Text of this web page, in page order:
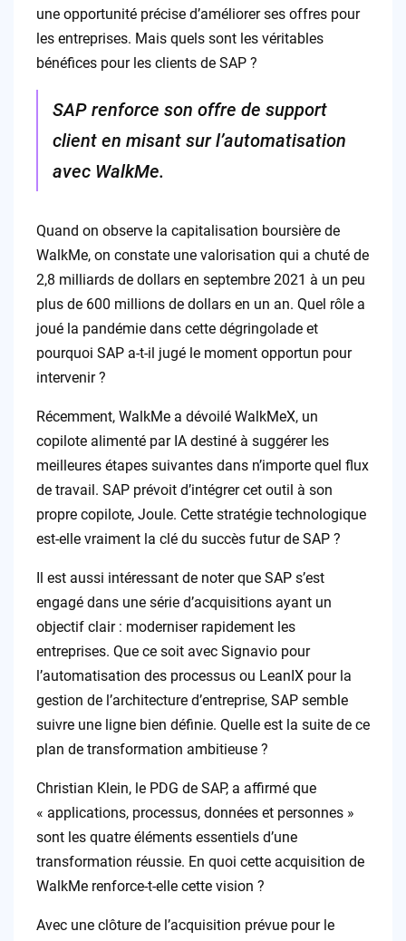
une opportunité précise d’améliorer ses offres pour
les entreprises. Mais quels sont les véritables
bénéfices pour les clients de SAP ?
SAP renforce son offre de support
client en misant sur l’automatisation
avec WalkMe.
Quand on observe la capitalisation boursière de
WalkMe, on constate une valorisation qui a chuté de
2,8 milliards de dollars en septembre 2021 à un peu
plus de 600 millions de dollars en un an. Quel rôle a
joué la pandémie dans cette dégringolade et
pourquoi SAP a-t-il jugé le moment opportun pour
intervenir ?
Récemment, WalkMe a dévoilé WalkMeX, un
copilote alimenté par IA destiné à suggérer les
meilleures étapes suivantes dans n’importe quel flux
de travail. SAP prévoit d’intégrer cet outil à son
propre copilote, Joule. Cette stratégie technologique
est-elle vraiment la clé du succès futur de SAP ?
Il est aussi intéressant de noter que SAP s’est
engagé dans une série d’acquisitions ayant un
objectif clair : moderniser rapidement les
entreprises. Que ce soit avec Signavio pour
l’automatisation des processus ou LeanIX pour la
gestion de l’architecture d’entreprise, SAP semble
suivre une ligne bien définie. Quelle est la suite de ce
plan de transformation ambitieuse ?
Christian Klein, le PDG de SAP, a affirmé que
« applications, processus, données et personnes »
sont les quatre éléments essentiels d’une
transformation réussie. En quoi cette acquisition de
WalkMe renforce-t-elle cette vision ?
Avec une clôture de l’acquisition prévue pour le